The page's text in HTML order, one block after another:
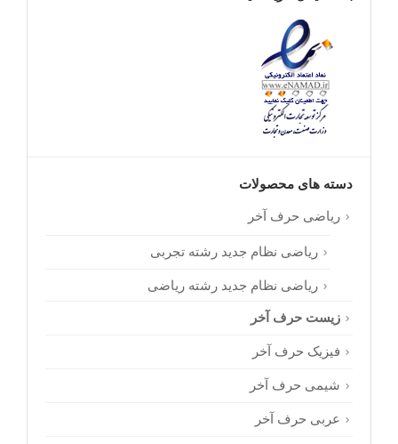
دسته های محصولات
ریاضی حرف آخر
ریاضی نظام جدید رشته تجربی
ریاضی نظام جدید رشته ریاضی
زیست حرف آخر
فیزیک حرف آخر
شیمی حرف آخر
عربی حرف آخر